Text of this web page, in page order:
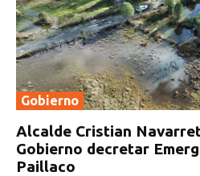
Gobierno
Alcalde Cristian
Gobierno decretar
Paillaco